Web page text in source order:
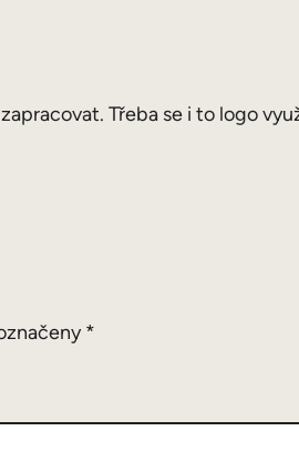
Třeba se i to logo
*